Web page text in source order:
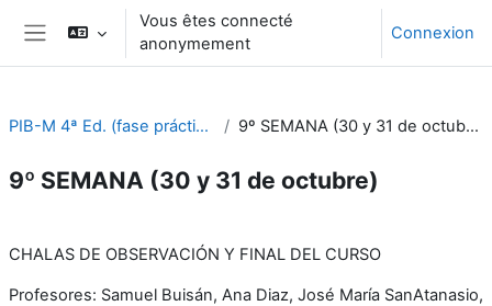
Passer au contenu principal
Panneau latéral
Vous êtes connecté
anonymement
Connexion
PIB-M 4ª Ed. (fase práctica) 9º SEMANA (30 y 31 de octubre)
9º SEMANA (30 y 31 de octubre)
Résumé de section
CHALAS DE OBSERVACIÓN Y FINAL DEL CURSO
Profesores: Samuel Buisán, Ana Diaz, José María SanAtanasio,